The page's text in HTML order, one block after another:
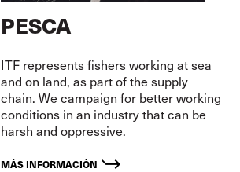
PESCA
ITF represents fishers working at sea
and on land, as part of the supply
chain. We campaign for better working
conditions in an industry that can be
harsh and oppressive.
MÁS INFORMACIÓN